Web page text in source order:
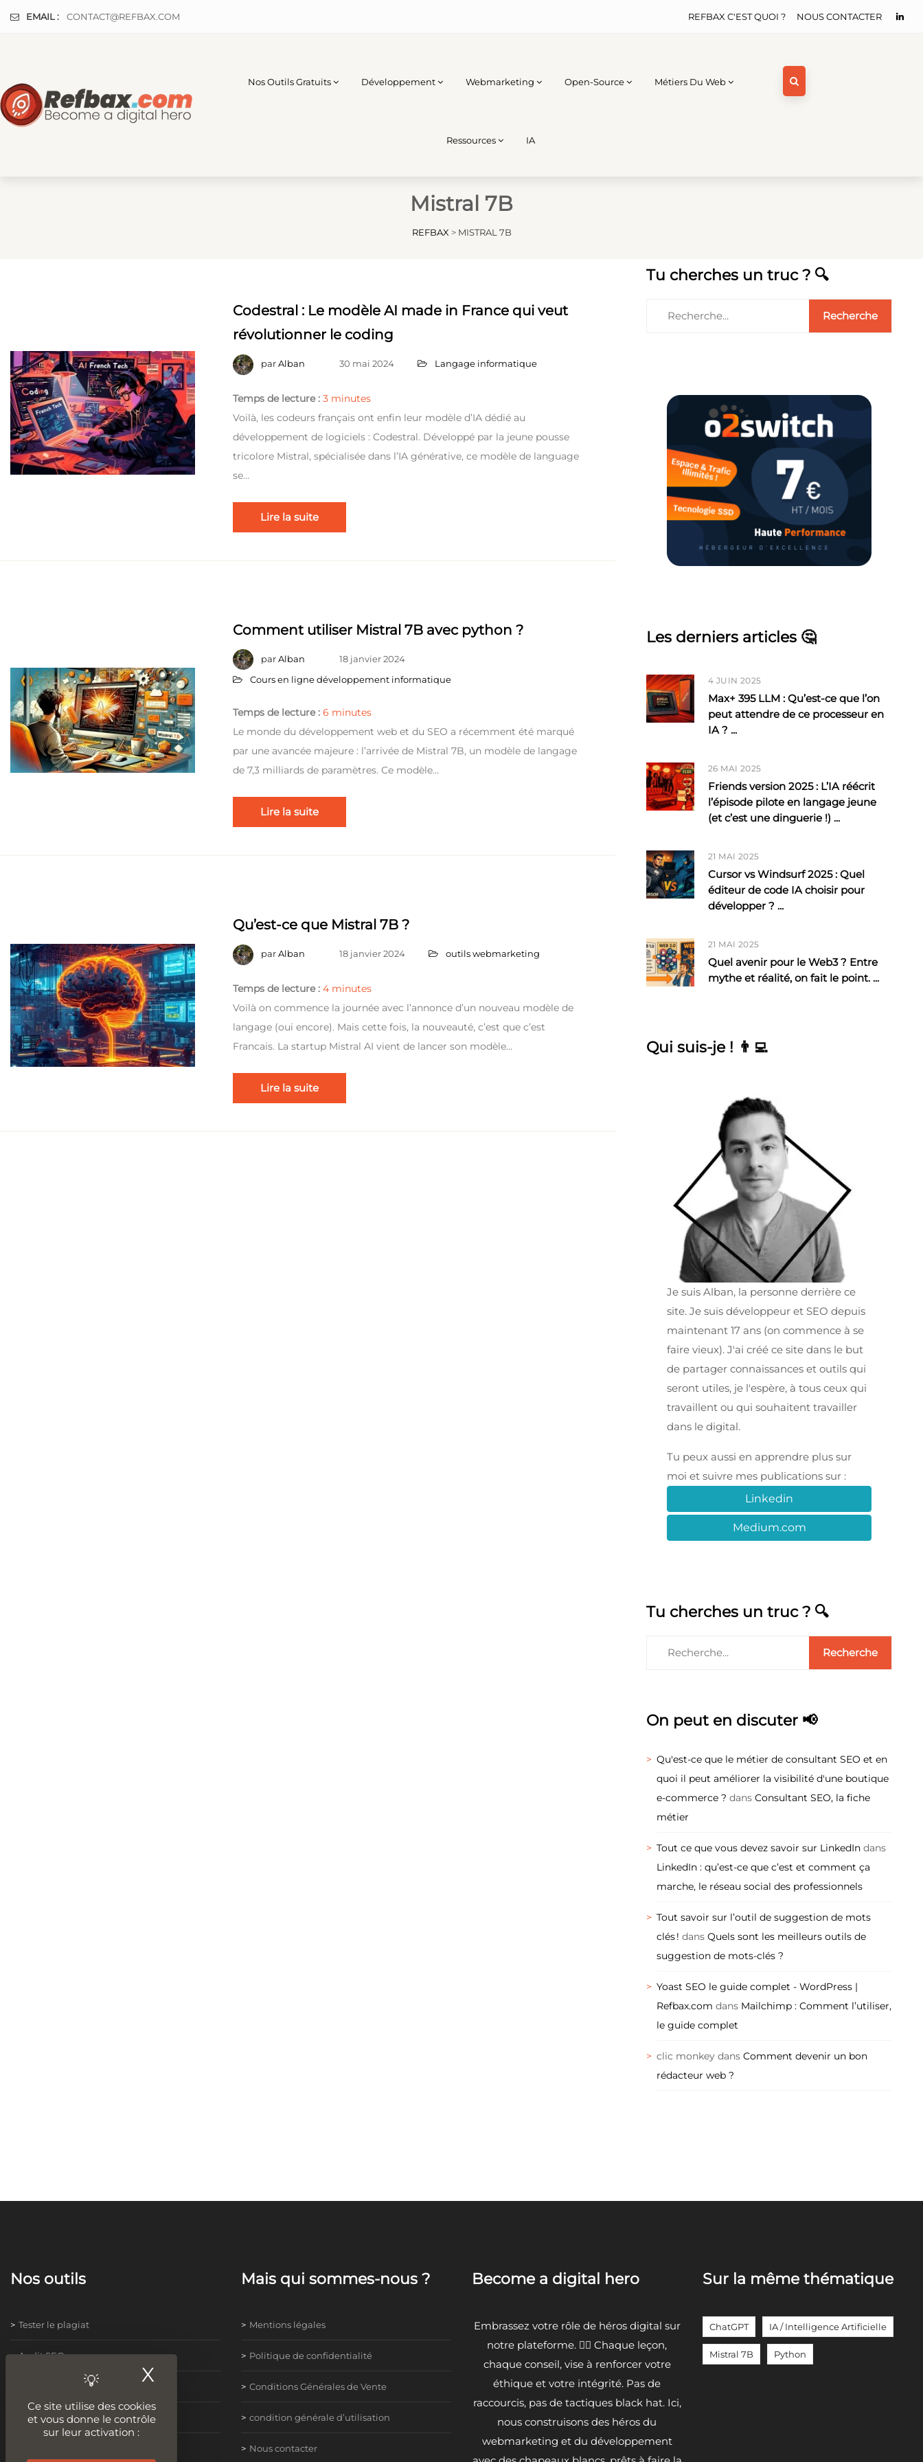
EMAIL : CONTACT@REFBAX.COM NOUS CONTACTER
REFBAX C'EST QUOI ?
Nos Outils Gratuits Développement Webmarketing Open-Source Métiers Du Web
Ressources IA
Mistral 7B
REFBAX > MISTRAL 7B
Codestral : Le modèle AI made in France qui veut
révolutionner le coding
parAlban 30 mai 2024 Langage informatique
Temps de lecture : 3 minutes
Voilà, les codeurs français ont enfin leur modèle d’IA dédié au
développement de logiciels : Codestral. Développé par la jeune pousse
tricolore Mistral, spécialisée dans l’IA générative, ce modèle de language
se…
Lire la suite
Comment utiliser Mistral 7B avec python ?
parAlban
18 janvier 2024
Cours en ligne développement informatique
Temps de lecture : 6 minutes
Le monde du développement web et du SEO a récemment été marqué
par une avancée majeure : l’arrivée de Mistral 7B, un modèle de langage
de 7,3 milliards de paramètres. Ce modèle…
Lire la suite
Qu’est-ce que Mistral 7B ?
parAlban 18 janvier 2024 outils webmarketing
Temps de lecture : 4 minutes
Voilà on commence la journée avec l’annonce d’un nouveau modèle de
langage (oui encore). Mais cette fois, la nouveauté, c’est que c’est
Francais. La startup Mistral AI vient de lancer son modèle…
Lire la suite
Tu cherches un truc ? 🔍
Les derniers articles 🤔
4 JUIN 2025
Max+ 395 LLM : Qu’est-ce que l’on
peut attendre de ce processeur en
IA ? ...
26 MAI 2025
Friends version 2025 : L’IA réécrit
l’épisode pilote en langage jeune
(et c’est une dinguerie !) ...
21 MAI 2025
Cursor vs Windsurf 2025 : Quel
éditeur de code IA choisir pour
développer ? ...
21 MAI 2025
Quel avenir pour le Web3 ? Entre
mythe et réalité, on fait le point. ...
Qui suis-je ! 👨‍💻
Je suis Alban, la personne derrière ce
site. Je suis développeur et SEO depuis
maintenant 17 ans (on commence à se
faire vieux). J'ai créé ce site dans le but
de partager connaissances et outils qui
seront utiles, je l'espère, à tous ceux qui
travaillent ou qui souhaitent travailler
dans le digital.
Tu peux aussi en apprendre plus sur
moi et suivre mes publications sur :
Linkedin
Medium.com
Tu cherches un truc ? 🔍
On peut en discuter 📢
Qu'est-ce que le métier de consultant SEO et en
quoi il peut améliorer la visibilité d'une boutique
e-commerce ? dans Consultant SEO, la fiche
métier
Tout ce que vous devez savoir sur LinkedIn dans
LinkedIn : qu’est-ce que c’est et comment ça
marche, le réseau social des professionnels
Tout savoir sur l’outil de suggestion de mots
clés ! dans Quels sont les meilleurs outils de
suggestion de mots-clés ?
Yoast SEO le guide complet - WordPress |
Refbax.com dans Mailchimp : Comment l’utiliser,
le guide complet
clic monkey dans Comment devenir un bon
rédacteur web ?
Nos outils
Tester le plagiat
Audit SEO
Améliorer son contenu
Idées de contenus
Mais qui sommes-nous ?
Mentions légales
Politique de confidentialité
Conditions Générales de Vente
condition générale d’utilisation
Nous contacter
Become a digital hero
Embrassez votre rôle de héros digital sur
notre plateforme. 🦸‍♂️ Chaque leçon,
chaque conseil, vise à renforcer votre
éthique et votre intégrité. Pas de
raccourcis, pas de tactiques black hat. Ici,
nous construisons des héros du
webmarketing et du développement
Sur la même thématique
ChatGPT IA / Intelligence Artificielle
Mistral 7B Python
Ce site utilise des cookies
et vous donne le contrôle
sur leur activation :
X